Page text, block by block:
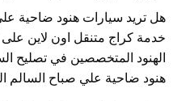
هل تريد سيارات هنود ضاحية
خدمة كراج متنقل اون لاين
الهنود المتخصصين في تصليح
هنود ضاحية علي صباح السالم